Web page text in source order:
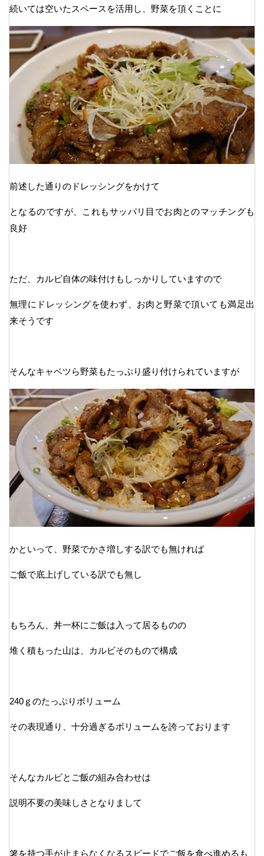
続いては空いたスペースを活用し、野菜を頂くことに
前述した通りのドレッシングをかけて
となるのですが、これもサッパリ目でお肉とのマッチングも
良好
ただ、カルビ自体の味付けもしっかりしていますので
無理にドレッシングを使わず、お肉と野菜で頂いても満足出
来そうです
そんなキャベツら野菜もたっぷり盛り付けられていますが
かといって、野菜でかさ増しする訳でも無ければ
ご飯で底上げしている訳でも無し
もちろん、丼一杯にご飯は入って居るものの
堆く積もった山は、カルビそのもので構成
240ｇのたっぷりボリューム
その表現通り、十分過ぎるボリュームを誇っております
そんなカルビとご飯の組み合わせは
説明不要の美味しさとなりまして
箸を持つ手が止まらなくなるスピードでご飯を食べ進めるも